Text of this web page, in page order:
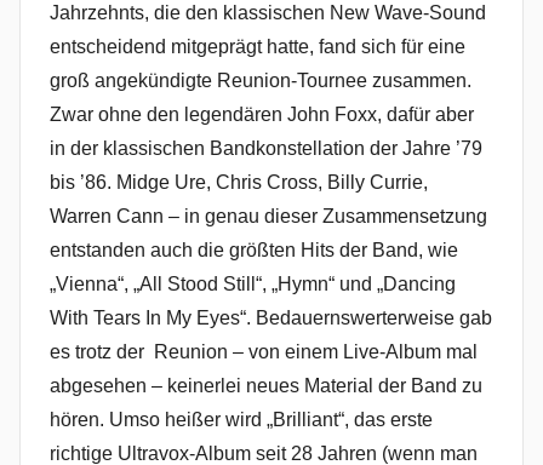
Jahrzehnts, die den klassischen New Wave-Sound
entscheidend mitgeprägt hatte, fand sich für eine
groß angekündigte Reunion-Tournee zusammen.
Zwar ohne den legendären John Foxx, dafür aber
in der klassischen Bandkonstellation der Jahre ’79
bis ’86. Midge Ure, Chris Cross, Billy Currie,
Warren Cann – in genau dieser Zusammensetzung
entstanden auch die größten Hits der Band, wie
„Vienna“, „All Stood Still“, „Hymn“ und „Dancing
With Tears In My Eyes“. Bedauernswerterweise gab
es trotz der Reunion – von einem Live-Album mal
abgesehen – keinerlei neues Material der Band zu
hören. Umso heißer wird „Brilliant“, das erste
richtige Ultravox-Album seit 28 Jahren (wenn man